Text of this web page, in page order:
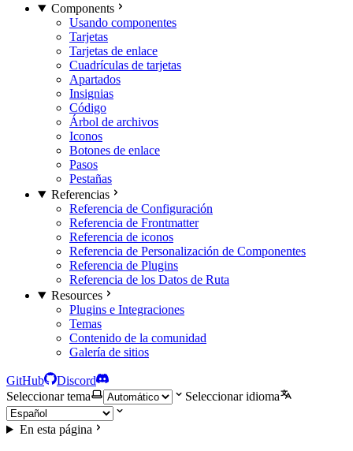
Components
Usando componentes
Tarjetas
Tarjetas de enlace
Cuadrículas de tarjetas
Apartados
Insignias
Código
Árbol de archivos
Iconos
Botones de enlace
Pasos
Pestañas
Referencias
Referencia de Configuración
Referencia de Frontmatter
Referencia de iconos
Referencia de Personalización de Componentes
Referencia de Plugins
Referencia de los Datos de Ruta
Resources
Plugins e Integraciones
Temas
Contenido de la comunidad
Galería de sitios
GitHub
Discord
Seleccionar tema
Seleccionar idioma
En esta página